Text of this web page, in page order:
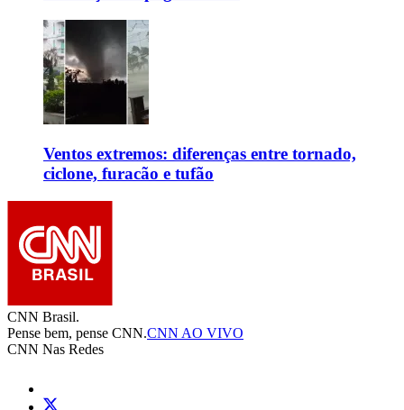
Ventos extremos: diferenças entre tornado,
ciclone, furacão e tufão
CNN Brasil.
Pense bem, pense CNN.CNN AO VIVO
CNN Nas Redes